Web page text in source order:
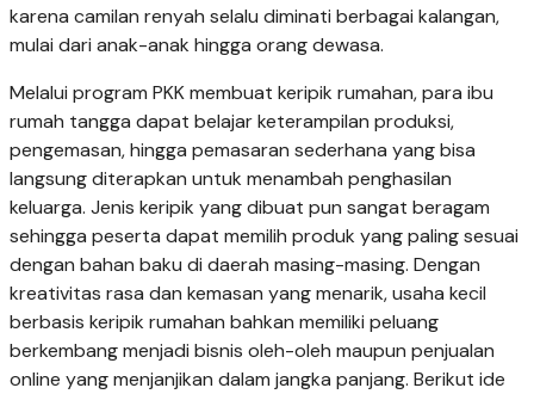
karena camilan renyah selalu diminati berbagai kalangan,
mulai dari anak-anak hingga orang dewasa.
Melalui program PKK membuat keripik rumahan, para ibu
rumah tangga dapat belajar keterampilan produksi,
pengemasan, hingga pemasaran sederhana yang bisa
langsung diterapkan untuk menambah penghasilan
keluarga. Jenis keripik yang dibuat pun sangat beragam
sehingga peserta dapat memilih produk yang paling sesuai
dengan bahan baku di daerah masing-masing. Dengan
kreativitas rasa dan kemasan yang menarik, usaha kecil
berbasis keripik rumahan bahkan memiliki peluang
berkembang menjadi bisnis oleh-oleh maupun penjualan
online yang menjanjikan dalam jangka panjang. Berikut ide